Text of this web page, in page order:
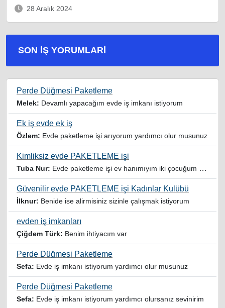
28 Aralık 2024
SON İŞ YORUMLARI
Perde Düğmesi Paketleme
Melek: Devamlı yapacağım evde iş imkanı istiyorum
Ek iş evde ek iş
Özlem: Evde paketleme işi arıyorum yardımcı olur musunuz
Kimliksiz evde PAKETLEME işi
Tuba Nur: Evde paketleme işi ev hanımıyım iki çocuğum var yardımcı olursanız sevinirim
Güvenilir evde PAKETLEME işi Kadınlar Kulübü
İlknur: Benide ise alirmisiniz sizinle çalışmak istiyorum
evden iş imkanları
Çiğdem Türk: Benim ihtiyacım var
Perde Düğmesi Paketleme
Sefa: Evde iş imkanı istiyorum yardımcı olur musunuz
Perde Düğmesi Paketleme
Sefa: Evde iş imkanı istiyorum yardımcı olursanız sevinirim